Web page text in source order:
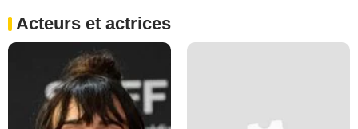
Acteurs et actrices